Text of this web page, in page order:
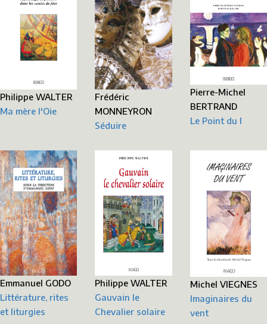
Philippe WALTER
Ma mère l'Oie
Frédéric
MONNEYRON
Séduire
Pierre-Michel
BERTRAND
Le Point du I
Emmanuel GODO
Littérature, rites
et liturgies
Philippe WALTER
Gauvain le
Chevalier solaire
Michel VIEGNES
Imaginaires du
vent